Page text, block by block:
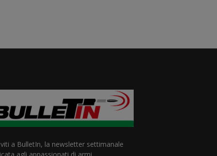
a BulletIn, la newsletter settimanale